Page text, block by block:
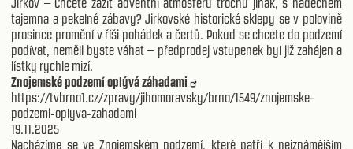
Jirkov – Chcete zažít adventní atmosféru trochu jinak, s nádechem
tajemna a pekelné zábavy? Jirkovské historické sklepy se v polovině
prosince promění v říši pohádek a čertů. Pokud se chcete do podzemí
podívat, neměli byste váhat – předprodej vstupenek byl již zahájen a
lístky rychle mizí.
Znojemské podzemí oplývá záhadami
https://tvbrno1.cz/zpravy/jihomoravsky/brno/1549/znojemske-
podzemi-oplyva-zahadami
19.11.2025
Nacházíme se ve Znojemském podzemí, které patří k nejznámějším